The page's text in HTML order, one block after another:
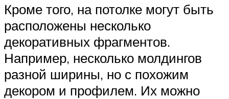
Кроме того, на потолке могут быть
расположены несколько
декоративных фрагментов.
Например, несколько молдингов
разной ширины, но с похожим
декором и профилем. Их можно